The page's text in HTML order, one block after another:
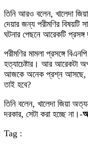
তিনি আরও বলেন, খালেদা
দেয়ার জন্য পরীমণির
ঘটনার পেছনে আরেকটি প্রসঙ্গ
পরীমণির মামলা প্রসঙ্গে
হত্যাচেষ্টার। আর আরেকটা
আজকে অনেক প্রশ্ন আসছে,
তাই হবে?
তিনি বলেন, খালেদা জিয়া
দরকার, সেটা করা হচ্ছে না।-
Tag :